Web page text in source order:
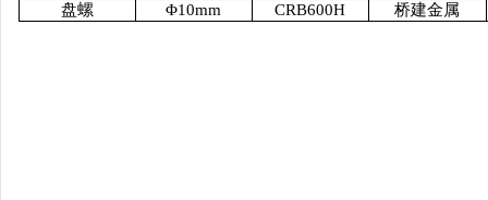
盘螺
Φ10mm CRB600H 桥建金属